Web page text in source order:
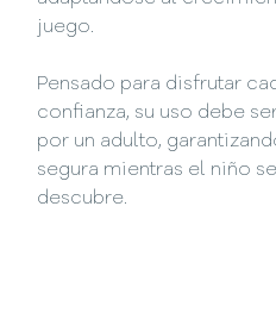
juego.
Pensado para disfrutar
confianza, su uso debe
por un adulto,
segura mientras el niño
descubre.